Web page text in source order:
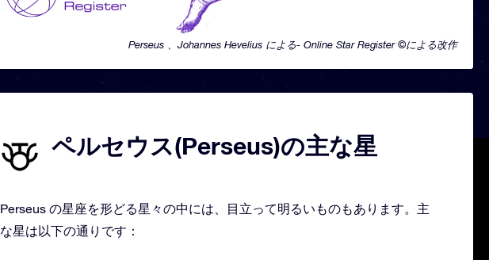
Perseus 、Johannes Hevelius による- Online Star Register ©による改作
ペルセウス(Perseus)の主な星
Perseus の星座を形どる星々の中には、目立って明るいものもあります。主
な星は以下の通りです：